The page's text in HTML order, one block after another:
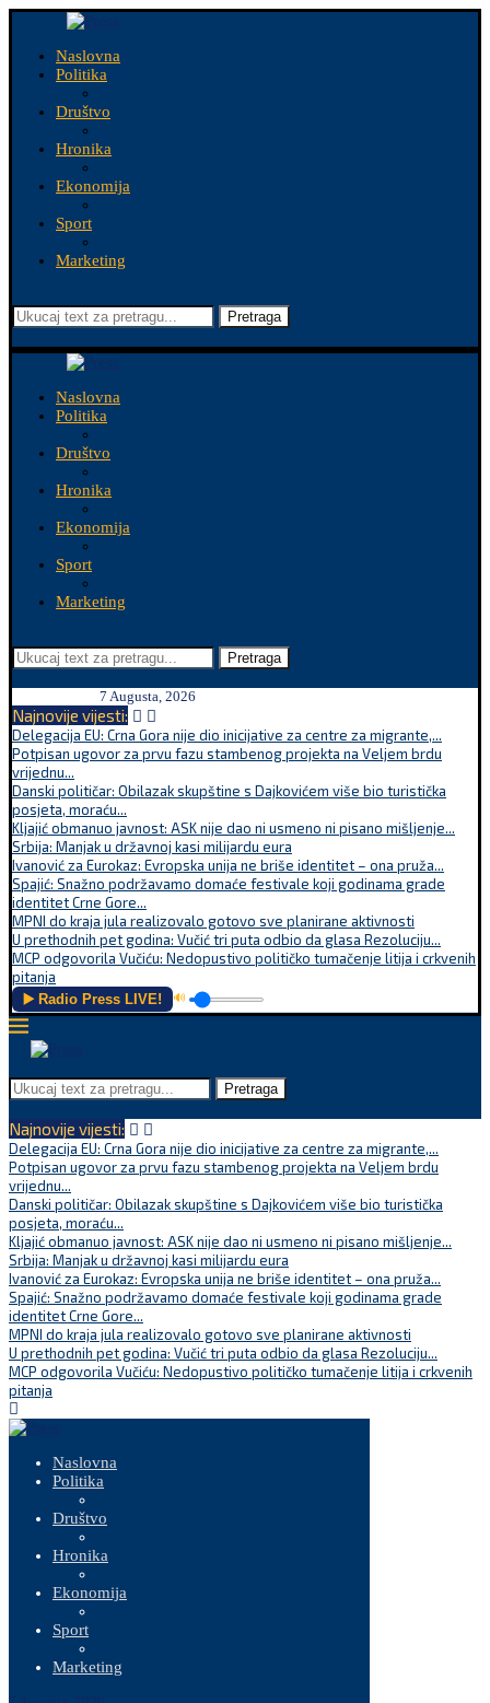
Naslovna
Politika
Društvo
Hronika
Ekonomija
Sport
Marketing
Pretraga
Naslovna
Politika
Društvo
Hronika
Ekonomija
Sport
Marketing
Pretraga
7 Augusta, 2026
Najnovije vijesti:
Delegacija EU: Crna Gora nije dio inicijative za centre za migrante,...
Potpisan ugovor za prvu fazu stambenog projekta na Veljem brdu
vrijednu...
Danski političar: Obilazak skupštine s Dajkovićem više bio turistička
posjeta, moraću...
Kljajić obmanuo javnost: ASK nije dao ni usmeno ni pisano mišljenje...
Srbija: Manjak u državnoj kasi milijardu eura
Ivanović za Eurokaz: Evropska unija ne briše identitet – ona pruža...
Spajić: Snažno podržavamo domaće festivale koji godinama grade
identitet Crne Gore...
MPNI do kraja jula realizovalo gotovo sve planirane aktivnosti
U prethodnih pet godina: Vučić tri puta odbio da glasa Rezoluciju...
MCP odgovorila Vučiću: Nedopustivo političko tumačenje litija i crkvenih
pitanja
▶️ Radio Press LIVE! 🔊
Pretraga
Najnovije vijesti:
Delegacija EU: Crna Gora nije dio inicijative za centre za migrante,...
Potpisan ugovor za prvu fazu stambenog projekta na Veljem brdu
vrijednu...
Danski političar: Obilazak skupštine s Dajkovićem više bio turistička
posjeta, moraću...
Kljajić obmanuo javnost: ASK nije dao ni usmeno ni pisano mišljenje...
Srbija: Manjak u državnoj kasi milijardu eura
Ivanović za Eurokaz: Evropska unija ne briše identitet – ona pruža...
Spajić: Snažno podržavamo domaće festivale koji godinama grade
identitet Crne Gore...
MPNI do kraja jula realizovalo gotovo sve planirane aktivnosti
U prethodnih pet godina: Vučić tri puta odbio da glasa Rezoluciju...
MCP odgovorila Vučiću: Nedopustivo političko tumačenje litija i crkvenih
pitanja
Naslovna
Politika
Društvo
Hronika
Ekonomija
Sport
Marketing